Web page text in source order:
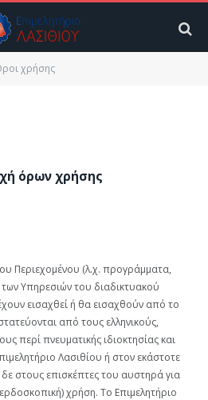
χρήσης
όρων χρήσης
Περιεχομένου (λ.χ. προγράμματα,
Υπηρεσιών του διαδικτυακού
εισαχθεί ή θα εισαχθούν από το
από τους ελληνικούς,
περί πνευματικής ιδιοκτησίας και
Λασιθίου ή στον εκάστοτε
δε στους επισκέπτες του αυστηρά για
χρήση. Το Επιμελητήριο